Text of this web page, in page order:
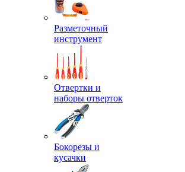
Разметочный
инструмент
Отвертки и
наборы отверток
Бокорезы и
кусачки